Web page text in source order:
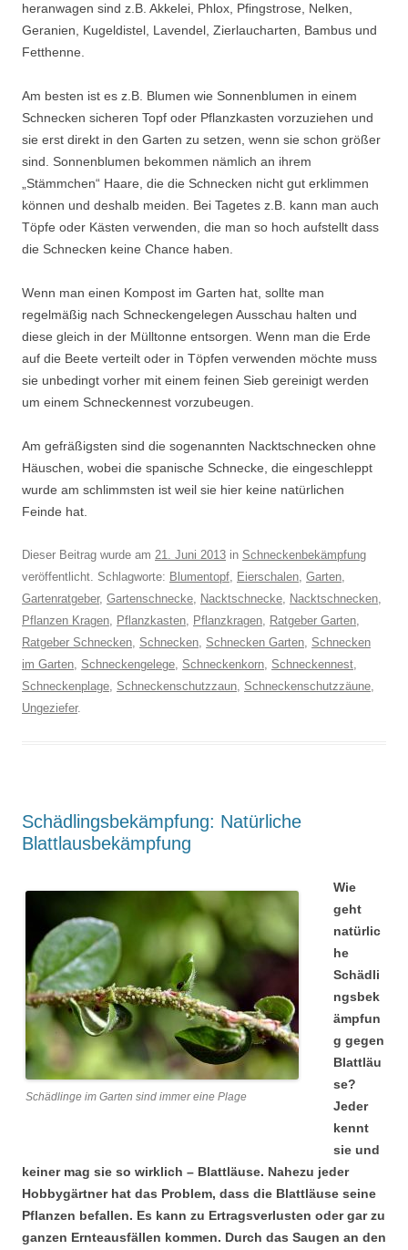
heranwagen sind z.B. Akkelei, Phlox, Pfingstrose, Nelken,
Geranien, Kugeldistel, Lavendel, Zierlaucharten, Bambus und
Fetthenne.
Am besten ist es z.B. Blumen wie Sonnenblumen in einem
Schnecken sicheren Topf oder Pflanzkasten vorzuziehen und
sie erst direkt in den Garten zu setzen, wenn sie schon größer
sind. Sonnenblumen bekommen nämlich an ihrem
„Stämmchen“ Haare, die die Schnecken nicht gut erklimmen
können und deshalb meiden. Bei Tagetes z.B. kann man auch
Töpfe oder Kästen verwenden, die man so hoch aufstellt dass
die Schnecken keine Chance haben.
Wenn man einen Kompost im Garten hat, sollte man
regelmäßig nach Schneckengelegen Ausschau halten und
diese gleich in der Mülltonne entsorgen. Wenn man die Erde
auf die Beete verteilt oder in Töpfen verwenden möchte muss
sie unbedingt vorher mit einem feinen Sieb gereinigt werden
um einem Schneckennest vorzubeugen.
Am gefräßigsten sind die sogenannten Nacktschnecken ohne
Häuschen, wobei die spanische Schnecke, die eingeschleppt
wurde am schlimmsten ist weil sie hier keine natürlichen
Feinde hat.
Dieser Beitrag wurde am 21. Juni 2013 in Schneckenbekämpfung
veröffentlicht. Schlagworte: Blumentopf, Eierschalen, Garten,
Gartenratgeber, Gartenschnecke, Nacktschnecke, Nacktschnecken,
Pflanzen Kragen, Pflanzkasten, Pflanzkragen, Ratgeber Garten,
Ratgeber Schnecken, Schnecken, Schnecken Garten, Schnecken
im Garten, Schneckengelege, Schneckenkorn, Schneckennest,
Schneckenplage, Schneckenschutzzaun, Schneckenschutzzäune,
Ungeziefer.
Schädlingsbekämpfung: Natürliche
Blattlausbekämpfung
Schädlinge im Garten sind immer eine Plage
Wie
geht
natürlic
he
Schädli
ngsbek
ämpfun
g gegen
Blattläu
se?
Jeder
kennt
sie und
keiner mag sie so wirklich – Blattläuse. Nahezu jeder
Hobbygärtner hat das Problem, dass die Blattläuse seine
Pflanzen befallen. Es kann zu Ertragsverlusten oder gar zu
ganzen Ernteausfällen kommen. Durch das Saugen an den